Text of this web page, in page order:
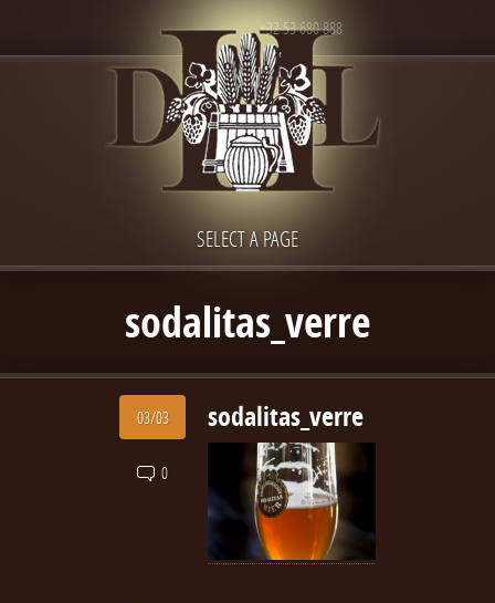
+32 53 680 888
SELECT A PAGE
sodalitas_verre
03/03
0
sodalitas_verre